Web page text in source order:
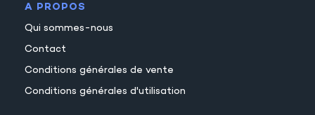
A PROPOS
Qui sommes-nous
Contact
Conditions générales de vente
Conditions générales d'utilisation